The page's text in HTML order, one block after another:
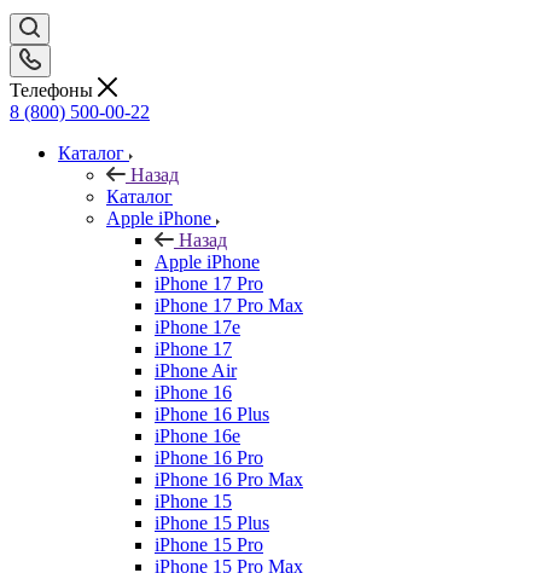
Телефоны
8 (800) 500-00-22
Каталог
Назад
Каталог
Apple iPhone
Назад
Apple iPhone
iPhone 17 Pro
iPhone 17 Pro Max
iPhone 17e
iPhone 17
iPhone Air
iPhone 16
iPhone 16 Plus
iPhone 16e
iPhone 16 Pro
iPhone 16 Pro Max
iPhone 15
iPhone 15 Plus
iPhone 15 Pro
iPhone 15 Pro Max